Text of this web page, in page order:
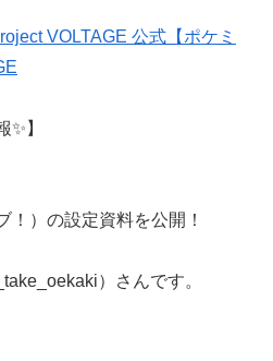
VOLTAGE 公式【ポケミ
】
！）の設定資料を公開！
）さんです。